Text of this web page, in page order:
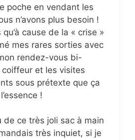
poche en vendant les
n’avons plus besoin !
cause de la « crise »
mes rares sorties avec
rendez-vous bi-
et les visites
sous prétexte que ça
!
de ce très joli sac à main
très inquiet, si je